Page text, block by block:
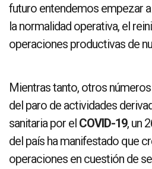
futuro entendemos empezar
la normalidad operativa, el
operaciones productivas de
Mientras tanto, otros
del paro de actividades
sanitaria por el COVID-19, un
del país ha manifestado que
operaciones en cuestión de